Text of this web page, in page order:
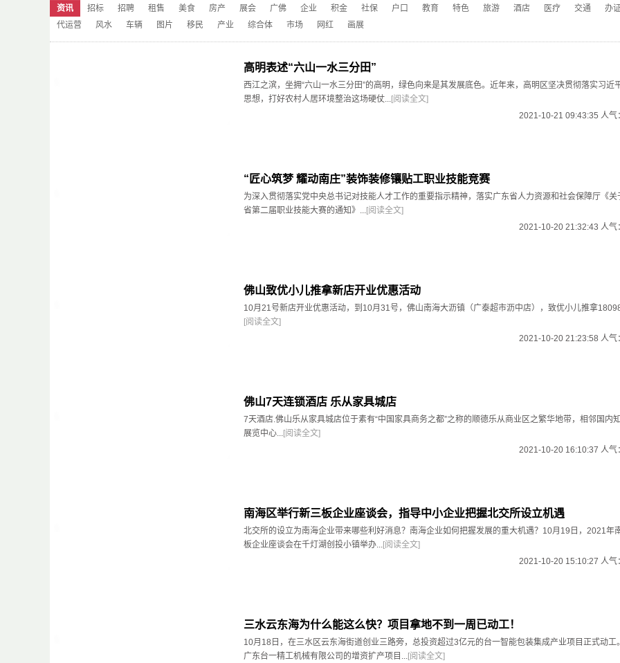
资讯 招标 招聘 租售 美食 房产 展会 广佛 企业 积金 社保 户口 教育 特色 旅游 酒店 医疗 交通
办
代运营
风水 车辆 图片 移民 产业 综合体 市场 网红 画展
高明表述“六山一水三分田”
西江之滨，坐拥“六山一水三分田”的高明，绿色向来是其发展底色。近年来，高明区坚决贯彻落实习近
思想，打好农村人居环境整治这场硬仗...[阅读全文]
2021-10-21 09:43:35 人气
“匠心筑梦 耀动南庄”装饰装修镶贴工职业技能竞赛
为深入贯彻落实党中央总书记对技能人才工作的重要指示精神，落实广东省人力资源和社会保障厅《关
省第二届职业技能大赛的通知》...[阅读全文]
2021-10-20 21:32:43 人气
佛山致优小儿推拿新店开业优惠活动
10月21号新店开业优惠活动，到10月31号，佛山南海大沥镇（广泰超市沥中店），致优小儿推拿
[阅读全文]
2021-10-20 21:23:58 人气
佛山7天连锁酒店 乐从家具城店
7天酒店.佛山乐从家具城店位于素有“中国家具商务之都”之称的顺德乐从商业区之繁华地带，相邻国内
展览中心...[阅读全文]
2021-10-20 16:10:37 人气
南海区举行新三板企业座谈会，指导中小企业把握北交所设立机遇
北交所的设立为南海企业带来哪些利好消息？南海企业如何把握发展的重大机遇？10月19日，2021年
板企业座谈会在千灯湖创投小镇举办...[阅读全文]
2021-10-20 15:10:27 人气
三水云东海为什么能这么快？项目拿地不到一周已动工！
10月18日，在三水区云东海街道创业三路旁，总投资超过3亿元的台一智能包装集成产业项目正式动工
广东台一精工机械有限公司的增资扩产项目...[阅读全文]